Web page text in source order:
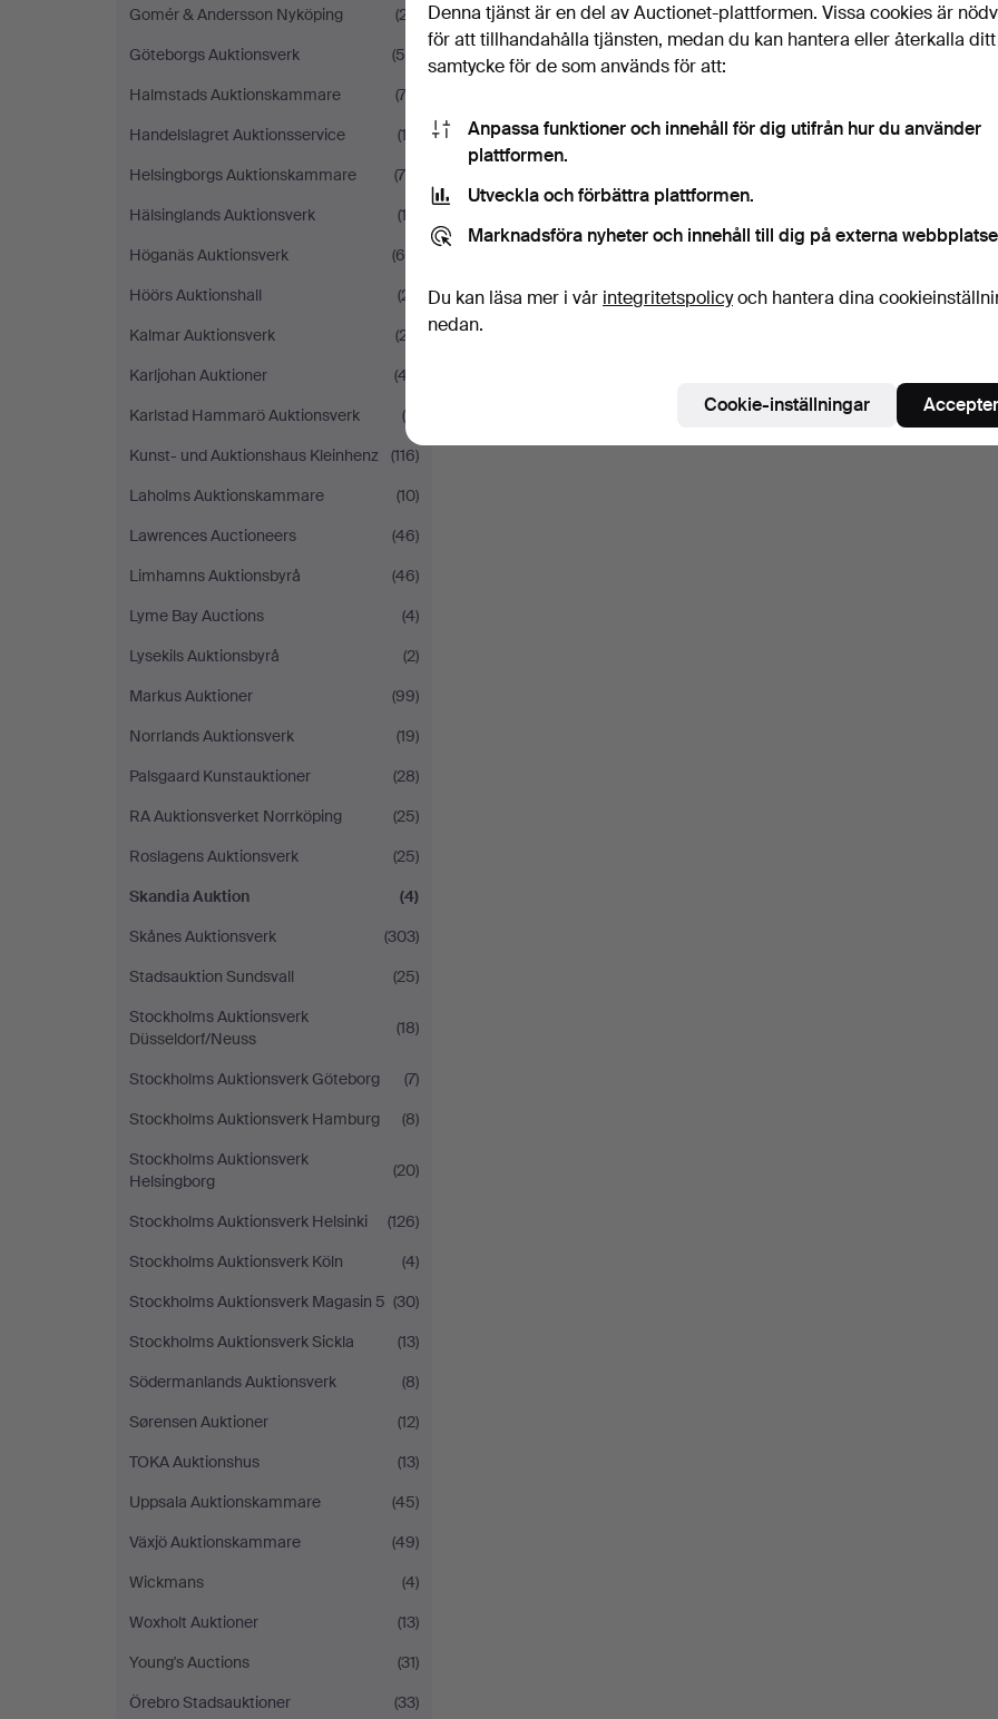
Gomér & Andersson Nyköping
(27)
Göteborgs Auktionsverk
(54)
Halmstads Auktionskammare
(73)
Handelslagret Auktionsservice
(13)
Helsingborgs Auktionskammare
(70)
Hälsinglands Auktionsverk
(12)
Höganäs Auktionsverk
(65)
Höörs Auktionshall
(21)
Kalmar Auktionsverk
(27)
Karljohan Auktioner
(47)
Karlstad Hammarö Auktionsverk
(6)
Kunst- und Auktionshaus Kleinhenz
(116)
Laholms Auktionskammare
(10)
Lawrences Auctioneers
(46)
Limhamns Auktionsbyrå
(46)
Lyme Bay Auctions
(4)
Lysekils Auktionsbyrå
(2)
Markus Auktioner
(99)
Norrlands Auktionsverk
(19)
Palsgaard Kunstauktioner
(28)
RA Auktionsverket Norrköping
(25)
Roslagens Auktionsverk
(25)
Skandia Auktion
(4)
Skånes Auktionsverk
(303)
Stadsauktion Sundsvall
(25)
Stockholms Auktionsverk
Düsseldorf/Neuss
(18)
Stockholms Auktionsverk Göteborg
(7)
Stockholms Auktionsverk Hamburg
(8)
Stockholms Auktionsverk
Helsingborg
(20)
Stockholms Auktionsverk Helsinki
(126)
Stockholms Auktionsverk Köln
(4)
Stockholms Auktionsverk Magasin 5 (30)
Stockholms Auktionsverk Sickla
(13)
Södermanlands Auktionsverk
(8)
Sørensen Auktioner
(12)
TOKA Auktionshus
(13)
Uppsala Auktionskammare
(45)
Växjö Auktionskammare
(49)
Wickmans
(4)
Woxholt Auktioner
(13)
Young's Auctions
(31)
Örebro Stadsauktioner
(33)
Denna tjänst är en del av Auctionet-plattformen. Vissa cookies är
för att tillhandahålla tjänsten, medan du kan hantera eller återkalla ditt
samtycke för de som används för att:
Anpassa funktioner och innehåll för dig utifrån hur du använder
plattformen.
Utveckla och förbättra plattformen.
Marknadsföra nyheter och innehåll till dig på externa
Du kan läsa mer i vår integritetspolicyoch hantera dina
nedan.
Cookie-inställningar